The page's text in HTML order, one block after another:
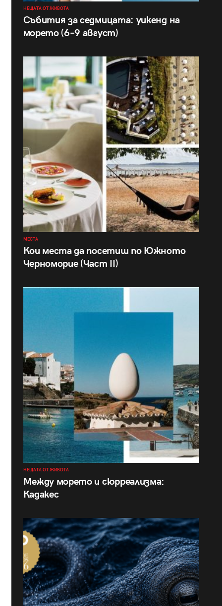
НЕЩАТА ОТ ЖИВОТА
Събития за седмицата: уикенд на
морето (6–9 август)
МЕСТА
Кои места да посетиш по Южното
Черноморие (Част II)
НЕЩАТА ОТ ЖИВОТА
Между морето и сюрреализма:
Кадакес